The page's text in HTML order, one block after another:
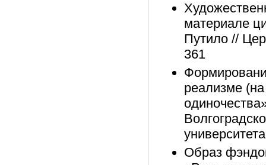
материале
Путило //
361
реализме
Образ